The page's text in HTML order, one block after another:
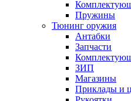
Пружины
Тюнинг оружия
Антабки
Запчасти
ЗИП
Магазины
Приклады и